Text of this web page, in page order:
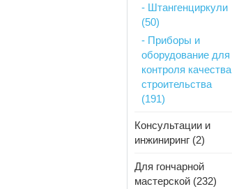
- Штангенциркули
(50)
- Приборы и
оборудование для
контроля качества
строительства
(191)
Консультации и
инжиниринг (2)
Для гончарной
мастерской (232)